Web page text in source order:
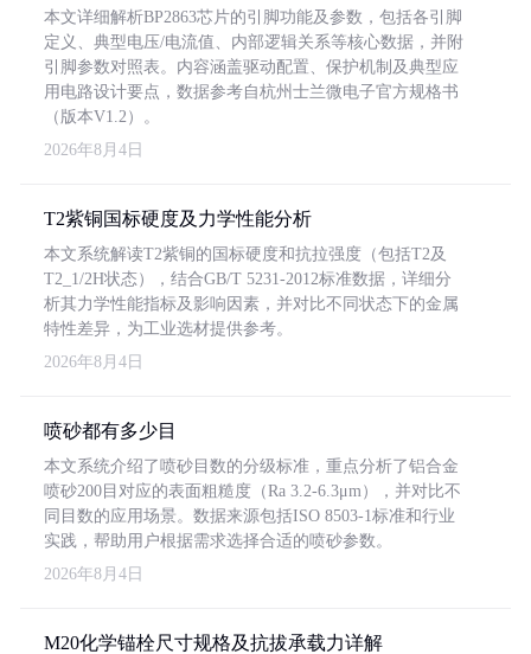
本文详细解析BP2863芯片的引脚功能及参数，包括各引脚
定义、典型电压/电流值、内部逻辑关系等核心数据，并附
引脚参数对照表。内容涵盖驱动配置、保护机制及典型应
用电路设计要点，数据参考自杭州士兰微电子官方规格书
（版本V1.2）。
2026年8月4日
T2紫铜国标硬度及力学性能分析
本文系统解读T2紫铜的国标硬度和抗拉强度（包括T2及
T2_1/2H状态），结合GB/T 5231-2012标准数据，详细分
析其力学性能指标及影响因素，并对比不同状态下的金属
特性差异，为工业选材提供参考。
2026年8月4日
喷砂都有多少目
本文系统介绍了喷砂目数的分级标准，重点分析了铝合金
喷砂200目对应的表面粗糙度（Ra 3.2-6.3μm），并对比不
同目数的应用场景。数据来源包括ISO 8503-1标准和行业
实践，帮助用户根据需求选择合适的喷砂参数。
2026年8月4日
M20化学锚栓尺寸规格及抗拔承载力详解